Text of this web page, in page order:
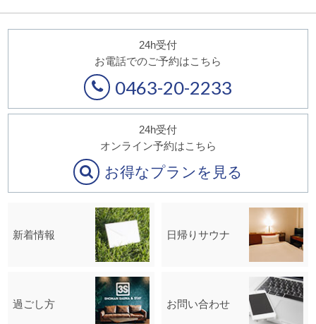
24h受付
お電話でのご予約はこちら
0463-20-2233
24h受付
オンライン予約はこちら
お得なプランを見る
新着情報 日帰りサウナ
過ごし方 お問い合わせ